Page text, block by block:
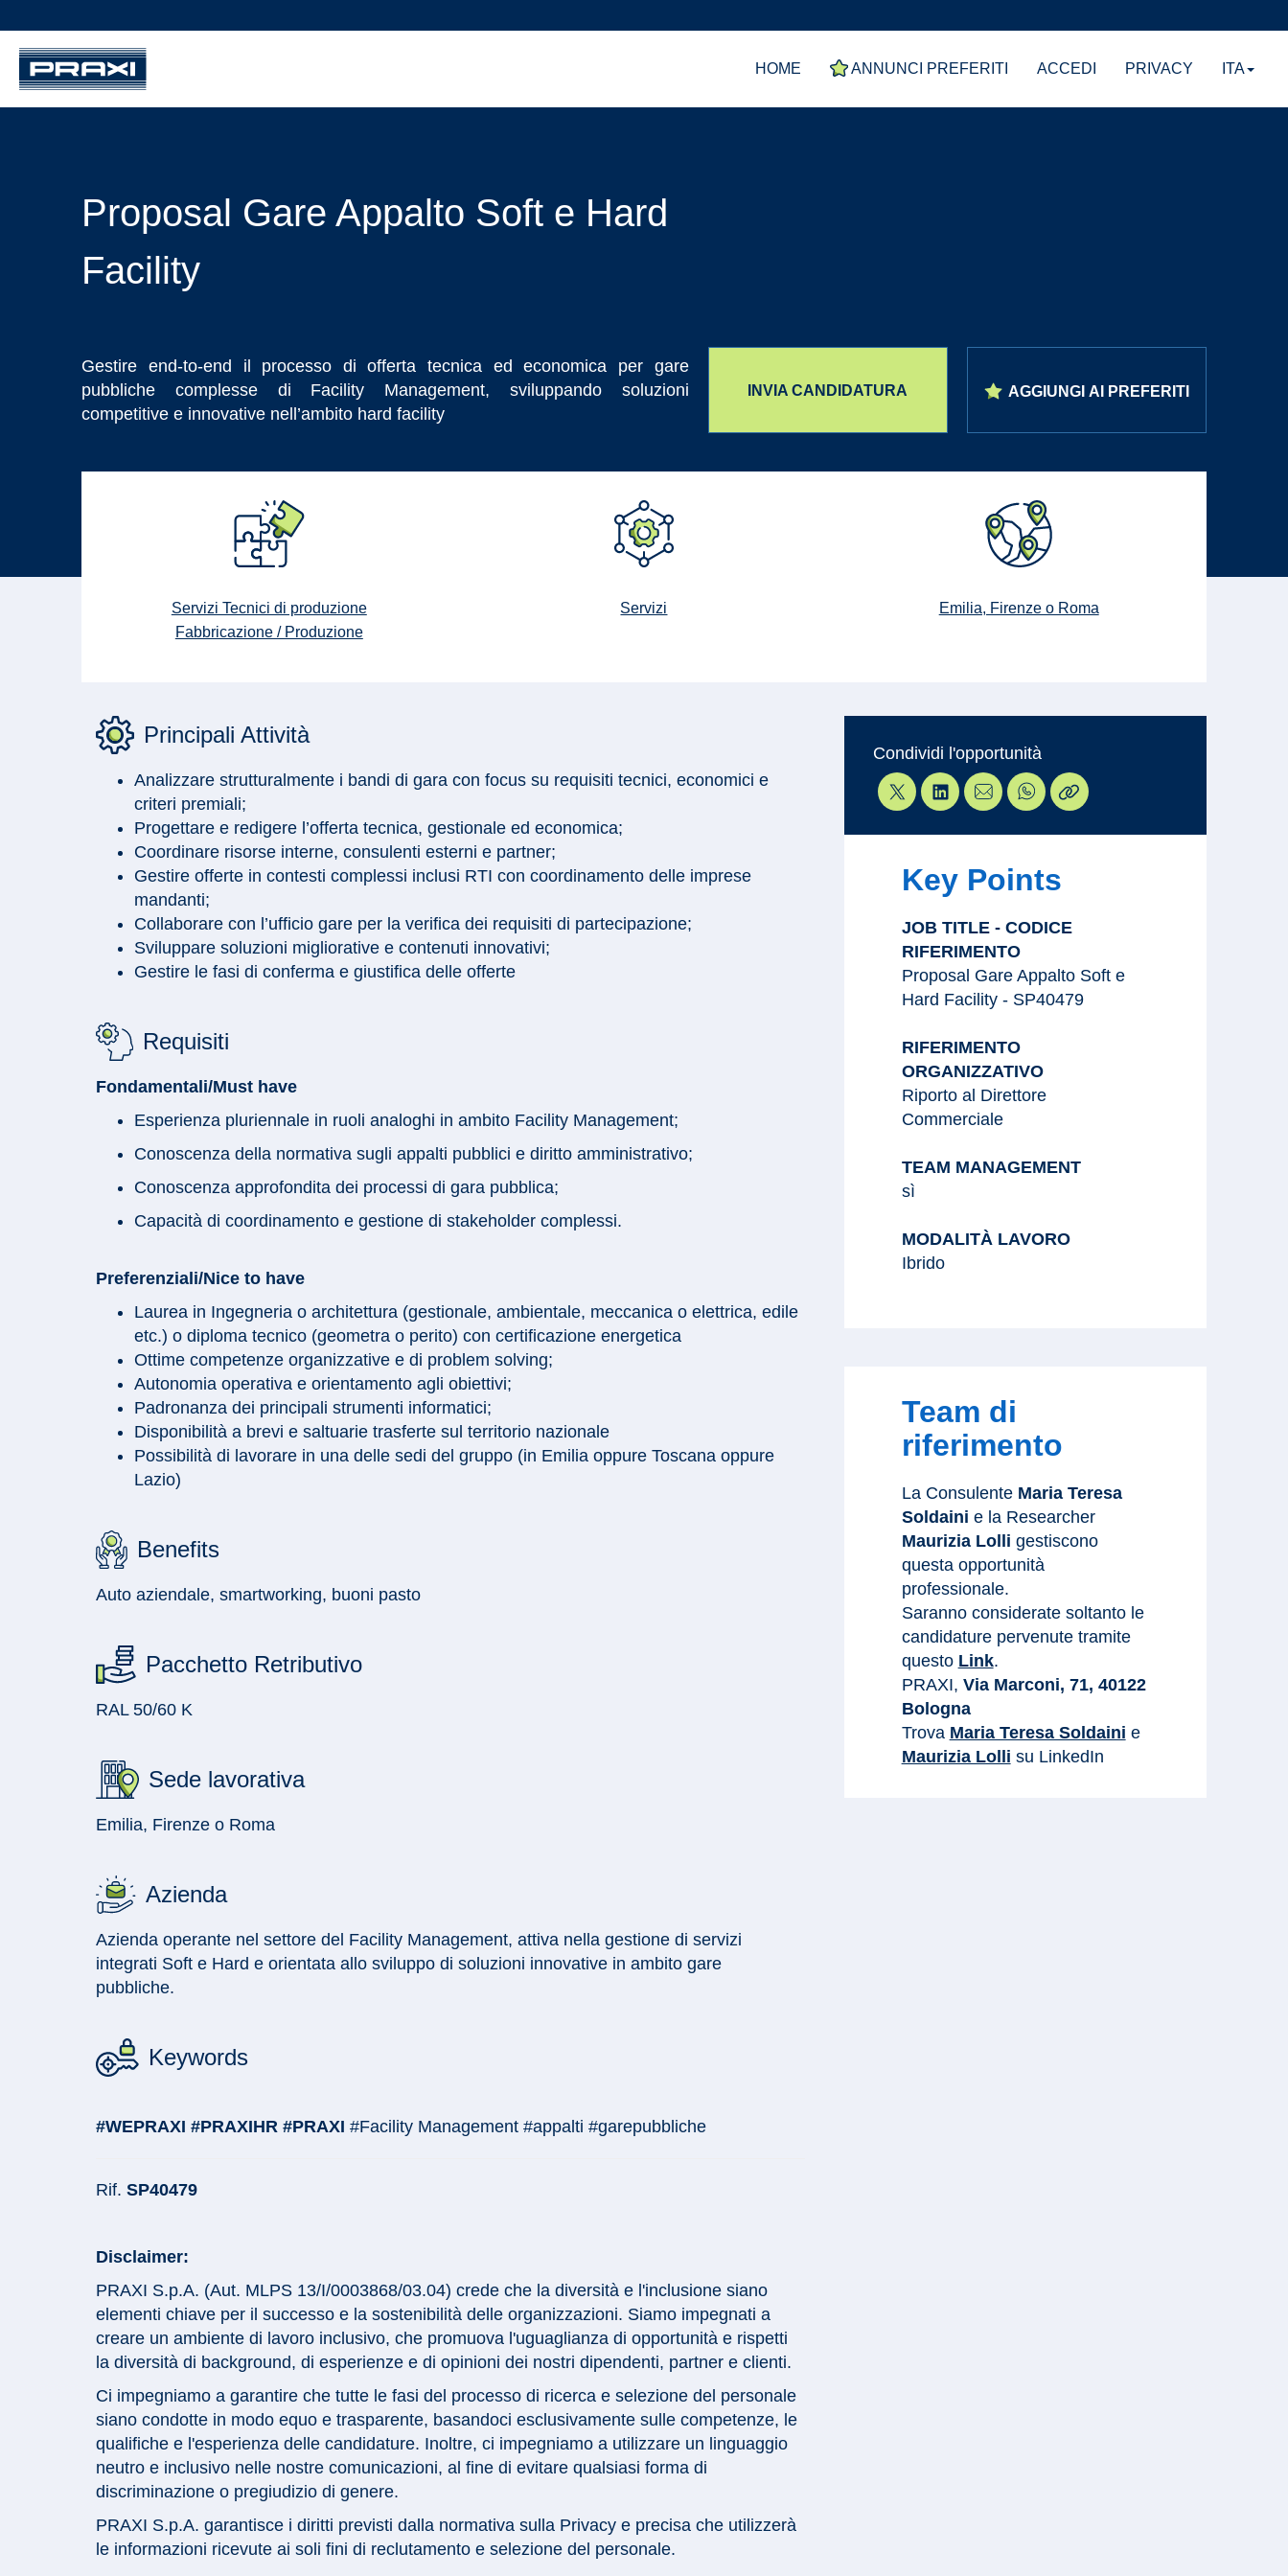
HOME ANNUNCI PREFERITI ACCEDI PRIVACY ITA
Proposal Gare Appalto Soft e Hard
Facility
Gestire end-to-end il processo di offerta tecnica ed economica per gare
pubbliche complesse di Facility Management, sviluppando soluzioni
competitive e innovative nell’ambito hard facility
INVIA CANDIDATURA AGGIUNGI AI PREFERITI
Servizi Tecnici di produzione
Fabbricazione / Produzione
Servizi Emilia, Firenze o Roma
Principali Attività
Analizzare strutturalmente i bandi di gara con focus su requisiti tecnici, economici e
criteri premiali;
Progettare e redigere l’offerta tecnica, gestionale ed economica;
Coordinare risorse interne, consulenti esterni e partner;
Gestire offerte in contesti complessi inclusi RTI con coordinamento delle imprese
mandanti;
Collaborare con l’ufficio gare per la verifica dei requisiti di partecipazione;
Sviluppare soluzioni migliorative e contenuti innovativi;
Gestire le fasi di conferma e giustifica delle offerte
Requisiti
Fondamentali/Must have
Esperienza pluriennale in ruoli analoghi in ambito Facility Management;
Conoscenza della normativa sugli appalti pubblici e diritto amministrativo;
Conoscenza approfondita dei processi di gara pubblica;
Capacità di coordinamento e gestione di stakeholder complessi.
Preferenziali/Nice to have
Laurea in Ingegneria o architettura (gestionale, ambientale, meccanica o elettrica, edile
etc.) o diploma tecnico (geometra o perito) con certificazione energetica
Ottime competenze organizzative e di problem solving;
Autonomia operativa e orientamento agli obiettivi;
Padronanza dei principali strumenti informatici;
Disponibilità a brevi e saltuarie trasferte sul territorio nazionale
Possibilità di lavorare in una delle sedi del gruppo (in Emilia oppure Toscana oppure
Lazio)
Benefits
Auto aziendale, smartworking, buoni pasto
Pacchetto Retributivo
RAL 50/60 K
Sede lavorativa
Emilia, Firenze o Roma
Azienda
Azienda operante nel settore del Facility Management, attiva nella gestione di servizi
integrati Soft e Hard e orientata allo sviluppo di soluzioni innovative in ambito gare
pubbliche.
Keywords
#WEPRAXI #PRAXIHR #PRAXI#Facility Management #appalti #garepubbliche
Rif.SP40479
Disclaimer:
PRAXI S.p.A. (Aut. MLPS 13/I/0003868/03.04) crede che la diversità e l'inclusione siano
elementi chiave per il successo e la sostenibilità delle organizzazioni. Siamo impegnati a
creare un ambiente di lavoro inclusivo, che promuova l'uguaglianza di opportunità e rispetti
la diversità di background, di esperienze e di opinioni dei nostri dipendenti, partner e clienti.
Ci impegniamo a garantire che tutte le fasi del processo di ricerca e selezione del personale
siano condotte in modo equo e trasparente, basandoci esclusivamente sulle competenze, le
qualifiche e l'esperienza delle candidature. Inoltre, ci impegniamo a utilizzare un linguaggio
neutro e inclusivo nelle nostre comunicazioni, al fine di evitare qualsiasi forma di
discriminazione o pregiudizio di genere.
PRAXI S.p.A. garantisce i diritti previsti dalla normativa sulla Privacy e precisa che utilizzerà
le informazioni ricevute ai soli fini di reclutamento e selezione del personale.
Condividi l'opportunità
Key Points
JOB TITLE - CODICE
RIFERIMENTO
Proposal Gare Appalto Soft e
Hard Facility - SP40479
RIFERIMENTO
ORGANIZZATIVO
Riporto al Direttore
Commerciale
TEAM MANAGEMENT
sì
MODALITÀ LAVORO
Ibrido
Team di
riferimento
La Consulente Maria Teresa
Soldaini e la Researcher
Maurizia Lolli gestiscono
questa opportunità
professionale.
Saranno considerate soltanto le
candidature pervenute tramite
questo Link.
PRAXI, Via Marconi, 71, 40122
Bologna
Trova Maria Teresa Soldaini e
Maurizia Lolli su LinkedIn